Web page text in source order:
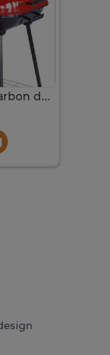
Barbecue charbon différents modèle